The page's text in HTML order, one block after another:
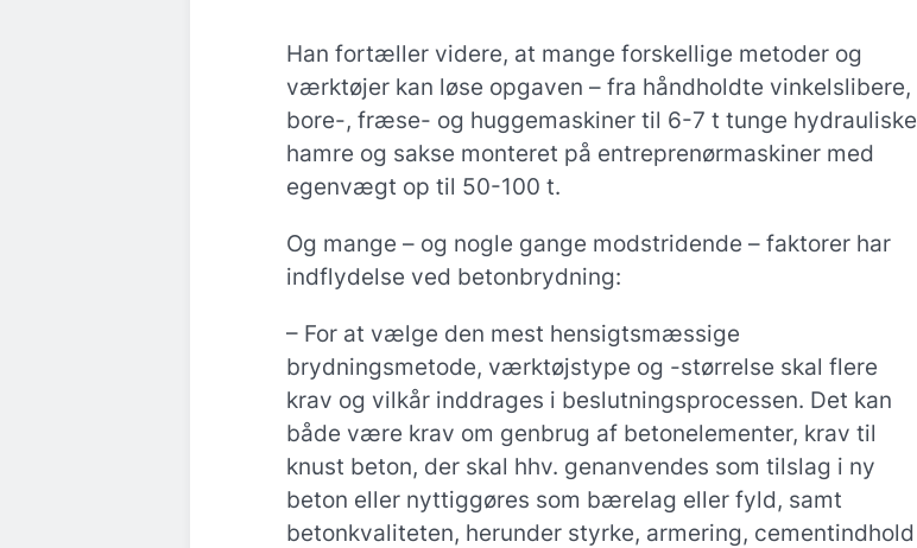
Han fortæller videre, at mange forskellige metoder og
værktøjer kan løse opgaven – fra håndholdte vinkelslibere,
bore-, fræse- og huggemaskiner til 6-7 t tunge hydrauliske
hamre og sakse monteret på entreprenørmaskiner med
egenvægt op til 50-100 t.
Og mange – og nogle gange modstridende – faktorer har
indflydelse ved betonbrydning:
– For at vælge den mest hensigtsmæssige
brydningsmetode, værktøjstype og -størrelse skal flere
krav og vilkår inddrages i beslutningsprocessen. Det kan
både være krav om genbrug af betonelementer, krav til
knust beton, der skal hhv. genanvendes som tilslag i ny
beton eller nyttiggøres som bærelag eller fyld, samt
betonkvaliteten, herunder styrke, armering, cementindhold